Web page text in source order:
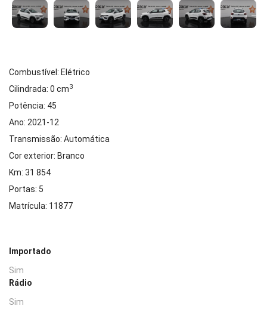
Combustível: Elétrico
Cilindrada: 0 cm3
Potência: 45
Ano: 2021-12
Transmissão: Automática
Cor exterior: Branco
Km: 31 854
Portas: 5
Matrícula: 11877
Importado
Sim
Rádio
Sim